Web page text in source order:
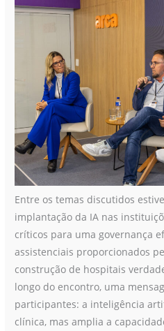
Entre os temas discutidos
implantação da IA nas
críticos para uma governança
assistenciais proporcionados
construção de hospitais
longo do encontro, uma
participantes: a inteligência
clínica, mas amplia a